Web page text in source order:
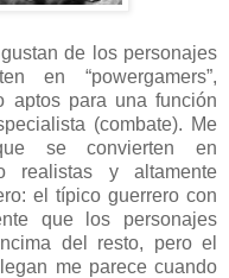
de los personajes
en “powergamers”,
aptos para una función
(combate). Me
se convierten en
realistas y altamente
el típico guerrero con
que los personajes
del resto, pero el
me parece cuando